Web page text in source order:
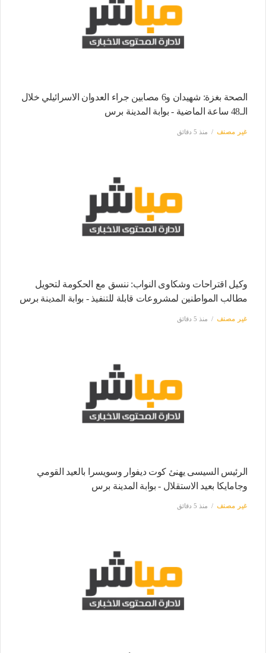
الصحة بغزة: شهيدان و6 مصابين جراء العدوان الاسرائيلي خلال
الـ48 ساعة الماضية - بوابة المدينة برس
غير مصنف منذ 5 دقائق
وكيل اقتراحات وشكاوى النواب: ننسق مع الحكومة لتحويل
مطالب المواطنين لمشروعات قابلة للتنفيذ - بوابة المدينة برس
غير مصنف منذ 5 دقائق
الرئيس السيسى يهنئ كوت ديفوار وسويسرا بالعيد القومي
وجامايكا بعيد الاستقلال - بوابة المدينة برس
غير مصنف منذ 5 دقائق